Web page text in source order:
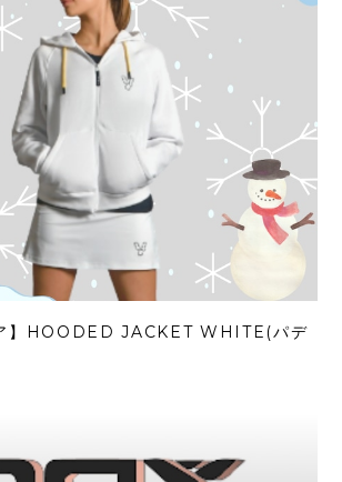
ア】HOODED JACKET WHITE(パデ